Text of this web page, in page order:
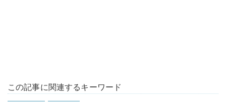
この記事に関連するキーワード